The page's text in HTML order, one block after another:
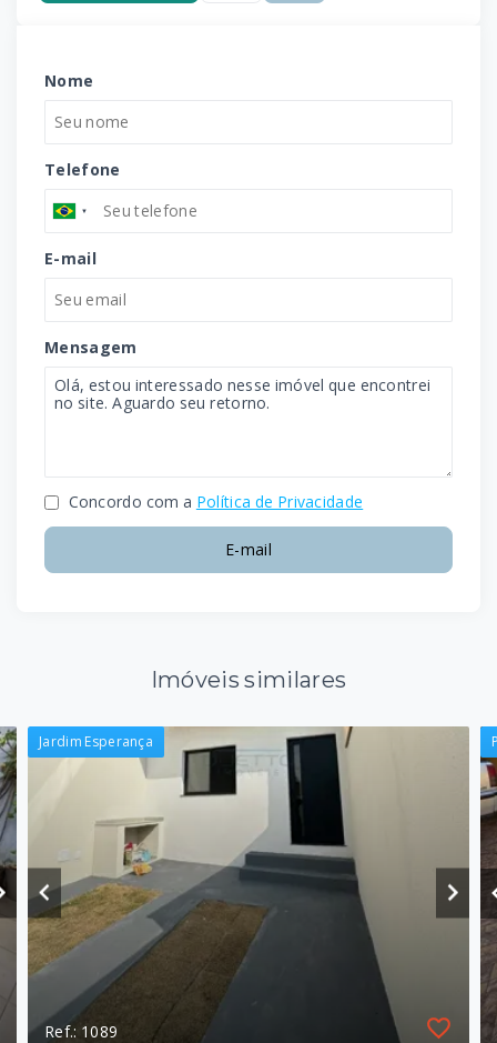
Nome
Telefone
E-mail
Mensagem
Concordo com a Política de Privacidade
E-mail
Imóveis similares
Jardim Esperança
Ref.: 1089